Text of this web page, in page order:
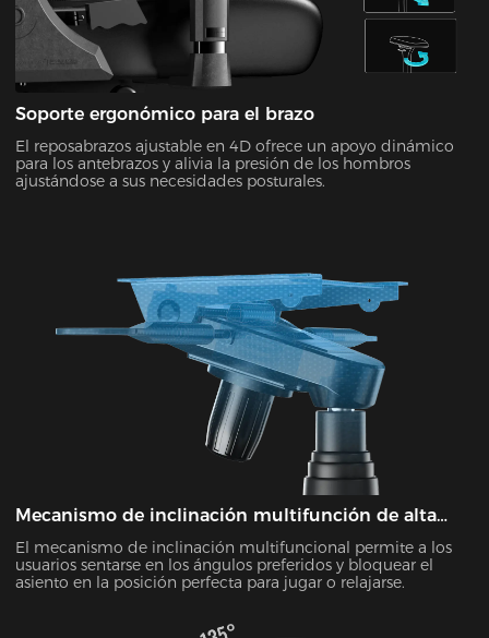
Soporte ergonómico para el brazo
El reposabrazos ajustable en 4D ofrece un apoyo dinámico
para los antebrazos y alivia la presión de los hombros
ajustándose a sus necesidades posturales.
Mecanismo de inclinación multifunción de alta
resistencia
El mecanismo de inclinación multifuncional permite a los
usuarios sentarse en los ángulos preferidos y bloquear el
asiento en la posición perfecta para jugar o relajarse.